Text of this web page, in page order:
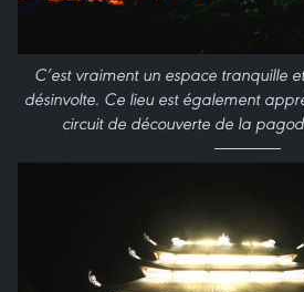
C’est vraiment un espace tranquille
désinvolte. Ce lieu est également
circuit de découverte de la